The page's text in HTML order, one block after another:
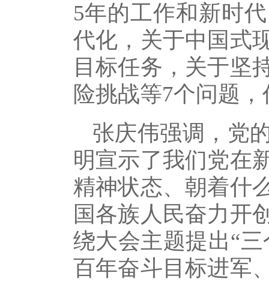
5年的工作和新时
代化，关于中国式
目标任务，关于坚
险挑战等7个问题
张庆伟强调，党
明宣示了我们党在
精神状态、朝着什
国各族人民奋力开
绕大会主题提出“
百年奋斗目标进军